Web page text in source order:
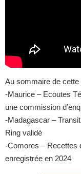
Au sommaire de cette
-Maurice – Ecoutes
une commission
-Madagascar –
Ring validé
-Comores – Recettes
enregistrée en 2024